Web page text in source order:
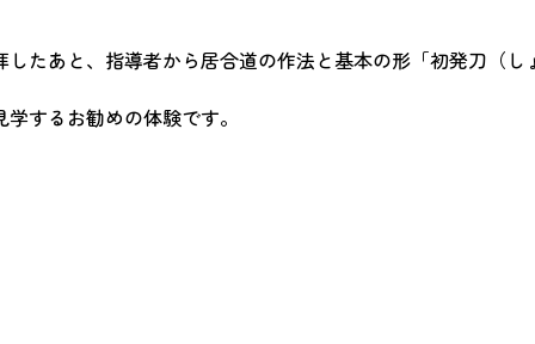
たあと、指導者から居合道の作法と基本の形「初発刀（し
するお勧めの体験です。